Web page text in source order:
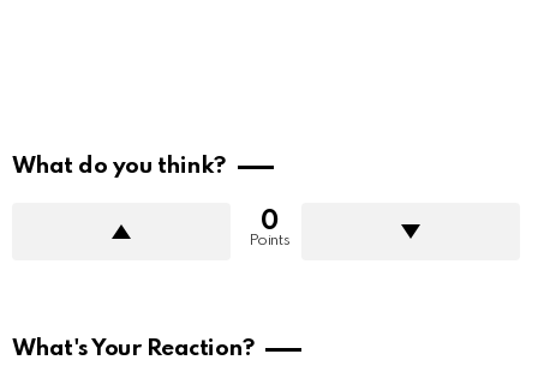
What do you think?
0
Points
What's Your Reaction?